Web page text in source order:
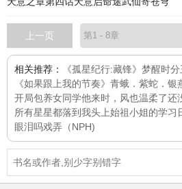
上一页
相关推荐： 《孤星纪行:藏锋》 梦醒时分
《如果跟上我的节奏》 青蛾．紫蛇．银
开局包养女同学他来时，风也温柔了还
所有星星都落到我头上始祖小姐的学习
眼泪吗戏弄（NPH)